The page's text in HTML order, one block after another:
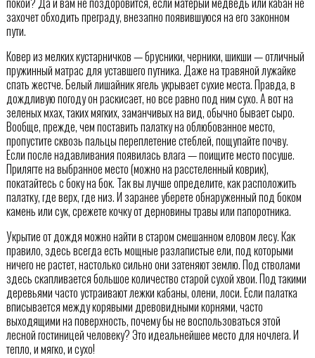
захочет обходить преграду, внезапно появившуюся на его законном
пути.
Ковер из мелких кустарничков — брусники, черники, шикши — отличный
пружинный матрас для уставшего путника. Даже на травяной лужайке
спать жестче. Белый лишайник ягель укрывает сухие места. Правда, в
дождливую погоду он раскисает, но все равно под ним сухо. А вот на
зеленых мхах, таких мягких, заманчивых на вид, обычно бывает сыро.
Вообще, прежде, чем поставить палатку на облюбованное место,
пропустите сквозь пальцы переплетение стеблей, пощупайте почву.
Если после надавливания появилась влага — поищите место посуше.
Прилягте на выбранное место (можно на расстеленный коврик),
покатайтесь с боку на бок. Так вы лучше определите, как расположить
палатку, где верх, где низ. И заранее уберете обнаруженный под боком
камень или сук, срежете кочку от дерновины травы или папоротника.
Укрытие от дождя можно найти в старом смешанном еловом лесу. Как
правило, здесь всегда есть мощные разлапистые ели, под которыми
ничего не растет, настолько сильно они затеняют землю. Под стволами
здесь скапливается большое количество старой сухой хвои. Под такими
деревьями часто устраивают лежки кабаны, олени, лоси. Если палатка
вписывается между корявыми древовидными корнями, часто
выходящими на поверхность, почему бы не воспользоваться этой
лесной гостиницей человеку? Это идеальнейшее место для ночлега. И
тепло, и мягко, и сухо!